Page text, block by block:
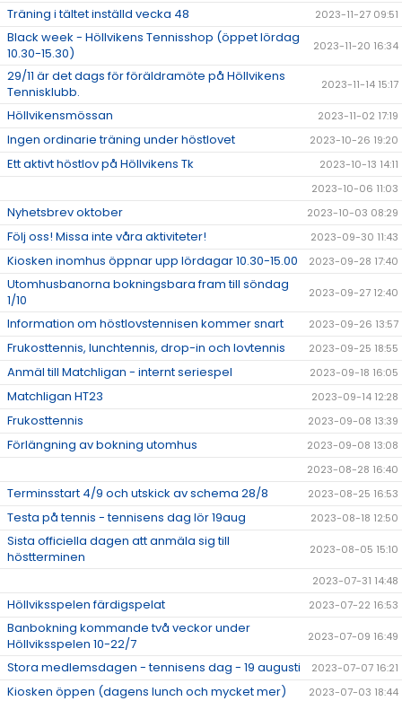
Träning i tältet inställd vecka 48 2023-11-27 09:51
Black week - Höllvikens Tennisshop (öppet lördag
10.30-15.30)
2023-11-20 16:34
29/11 är det dags för föräldramöte på Höllvikens
Tennisklubb.
2023-11-14 15:17
Höllvikensmössan 2023-11-02 17:19
Ingen ordinarie träning under höstlovet 2023-10-26 19:20
Ett aktivt höstlov på Höllvikens Tk
2023-10-13 14:11
2023-10-06 11:03
Nyhetsbrev oktober 2023-10-03 08:29
Följ oss! Missa inte våra aktiviteter! 2023-09-30 11:43
Kiosken inomhus öppnar upp lördagar 10.30-15.00 2023-09-28 17:40
Utomhusbanorna bokningsbara fram till söndag
1/10
2023-09-27 12:40
Information om höstlovstennisen kommer snart 2023-09-26 13:57
Frukosttennis, lunchtennis, drop-in och lovtennis 2023-09-25 18:55
Anmäl till Matchligan - internt seriespel 2023-09-18 16:05
Matchligan HT23 2023-09-14 12:28
Frukosttennis 2023-09-08 13:39
Förlängning av bokning utomhus
2023-09-08 13:08
2023-08-28 16:40
Terminsstart 4/9 och utskick av schema 28/8 2023-08-25 16:53
Testa på tennis - tennisens dag lör 19aug 2023-08-18 12:50
Sista officiella dagen att anmäla sig till
höstterminen
2023-08-05 15:10
2023-07-31 14:48
Höllviksspelen färdigspelat 2023-07-22 16:53
Banbokning kommande två veckor under
Höllviksspelen 10-22/7
2023-07-09 16:49
Stora medlemsdagen - tennisens dag - 19 augusti 2023-07-07 16:21
Kiosken öppen (dagens lunch och mycket mer) 2023-07-03 18:44